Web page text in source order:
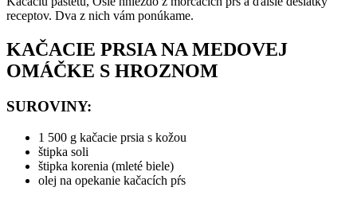
receptov. Dva z nich vám ponúkame.
KAČACIE PRSIA NA MEDOVEJ
OMÁČKE S HROZNOM
SUROVINY:
1 500 g kačacie prsia s kožou
štipka soli
štipka korenia (mleté biele)
olej na opekanie kačacích pŕs